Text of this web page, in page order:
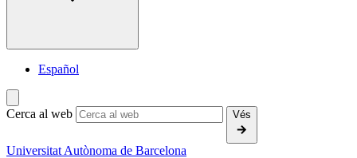
Español
Cerca al web Vés
Universitat Autònoma de Barcelona